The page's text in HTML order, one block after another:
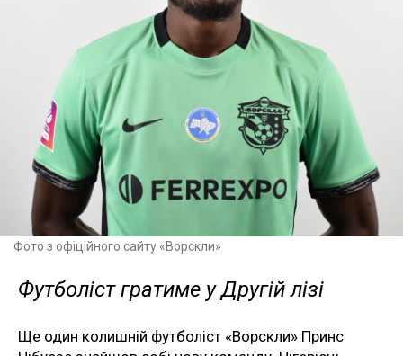
Фото з офіційного сайту «Ворскли»
Футболіст гратиме у Другій лізі
Ще один колишній футболіст «Ворскли» Принс